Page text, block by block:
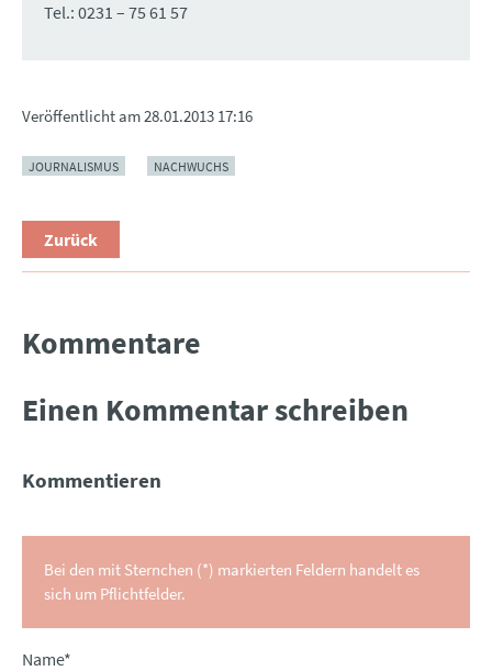
Tel.: 0231 – 75 61 57
Veröffentlicht am28.01.2013 17:16
JOURNALISMUS NACHWUCHS
Zurück
Kommentare
Einen Kommentar schreiben
Kommentieren
Bei den mit Sternchen (*) markierten Feldern handelt es
sich um Pflichtfelder.
Pflichtfeld
Name*